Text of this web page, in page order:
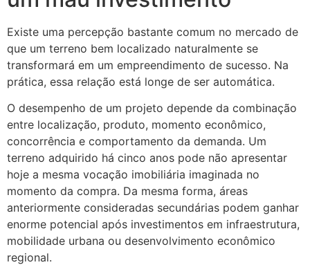
Existe uma percepção bastante comum no mercado de
que um terreno bem localizado naturalmente se
transformará em um empreendimento de sucesso. Na
prática, essa relação está longe de ser automática.
O desempenho de um projeto depende da combinação
entre localização, produto, momento econômico,
concorrência e comportamento da demanda. Um
terreno adquirido há cinco anos pode não apresentar
hoje a mesma vocação imobiliária imaginada no
momento da compra. Da mesma forma, áreas
anteriormente consideradas secundárias podem ganhar
enorme potencial após investimentos em infraestrutura,
mobilidade urbana ou desenvolvimento econômico
regional.